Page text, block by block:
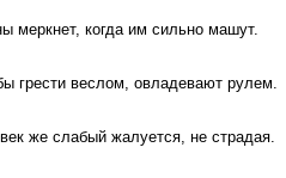
меркнет, когда им сильно машут.
грести веслом, овладевают рулем.
же слабый жалуется, не страдая.